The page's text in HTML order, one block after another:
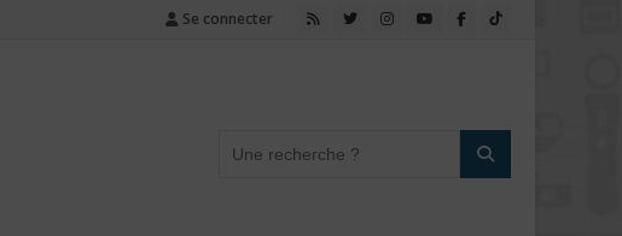
Se connecter